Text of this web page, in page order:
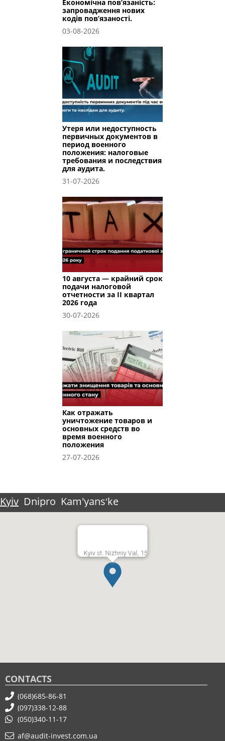
Економічна пов’язаність:
запровадження нових
кодів пов’язаності.
03-08-2026
Утеря или недоступность
первичных документов в
период военного
положения: налоговые
требования и последствия
для аудита.
31-07-2026
10 августа — крайний срок
подачи налоговой
отчетности за II квартал
2026 года
30-07-2026
Как отражать
уничтожение товаров и
основных средств во
время военного
положения
27-07-2026
Kyiv Dnipro Kam'yansʹke
Kyiv st. Nizhniy Val, 15
CONTACTS
(068)685-86-81
(097)338-12-88
(050)340-11-17
af@audit-invest.com.ua